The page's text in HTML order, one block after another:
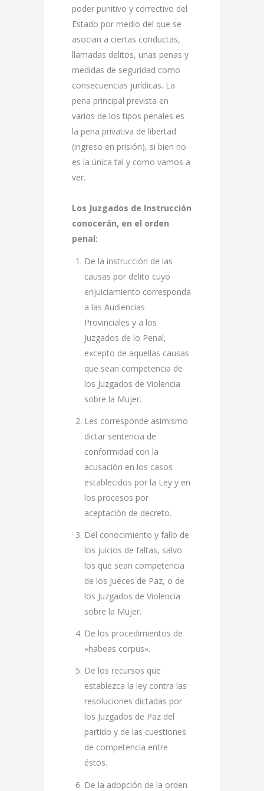
poder punitivo y correctivo del
Estado por medio del que se
asocian a ciertas conductas,
llamadas delitos, unas penas y
medidas de seguridad como
consecuencias jurídicas. La
pena principal prevista en
varios de los tipos penales es
la pena privativa de libertad
(ingreso en prisión), si bien no
es la única tal y como vamos a
ver.
Los Juzgados de Instrucción
conocerán, en el orden
penal:
De la instrucción de las
causas por delito cuyo
enjuiciamiento corresponda
a las Audiencias
Provinciales y a los
Juzgados de lo Penal,
excepto de aquellas causas
que sean competencia de
los Juzgados de Violencia
sobre la Mujer.
Les corresponde asimismo
dictar sentencia de
conformidad con la
acusación en los casos
establecidos por la Ley y en
los procesos por
aceptación de decreto.
Del conocimiento y fallo de
los juicios de faltas, salvo
los que sean competencia
de los Jueces de Paz, o de
los Juzgados de Violencia
sobre la Mujer.
De los procedimientos de
»habeas corpus».
De los recursos que
establezca la ley contra las
resoluciones dictadas por
los Juzgados de Paz del
partido y de las cuestiones
de competencia entre
éstos.
De la adopción de la orden